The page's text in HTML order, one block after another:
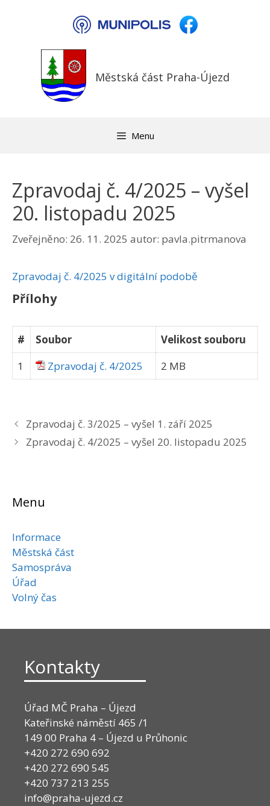
Městská část Praha-Újezd
Menu
Zpravodaj č. 4/2025 – vyšel
20. listopadu 2025
Zveřejněno: 26. 11. 2025 autor: pavla.pitrmanova
Zpravodaj č. 4/2025 v digitální podobě
Přílohy
# Soubor
Velikost souboru
1
Zpravodaj č. 4/2025 2 MB
Zpravodaj č. 3/2025 – vyšel 1. září 2025
Zpravodaj č. 4/2025 – vyšel 20. listopadu 2025
Menu
Informace
Městská část
Samospráva
Úřad
Volný čas
Kontakty
Úřad MČ Praha – Újezd
Kateřinské náměstí 465 /1
149 00 Praha 4 – Újezd u Průhonic
+420 272 690 692
+420 272 690 545
+420 737 213 255
info@praha-ujezd.cz